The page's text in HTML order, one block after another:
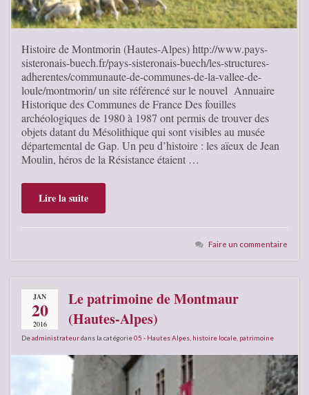
Histoire de Montmorin (Hautes-Alpes) http://www.pays-
sisteronais-buech.fr/pays-sisteronais-buech/les-structures-
adherentes/communaute-de-communes-de-la-vallee-de-
loule/montmorin/ un site référencé sur le nouvel Annuaire
Historique des Communes de France Des fouilles
archéologiques de 1980 à 1987 ont permis de trouver des
objets datant du Mésolithique qui sont visibles au musée
départemental de Gap. Un peu d’histoire : les aïeux de Jean
Moulin, héros de la Résistance étaient …
Lire la suite
Faire un commentaire
JAN
20
2016
Le patrimoine de Montmaur
(Hautes-Alpes)
Deadministrateurdans la catégorie05 - Hautes Alpes histoire locale patrimoine